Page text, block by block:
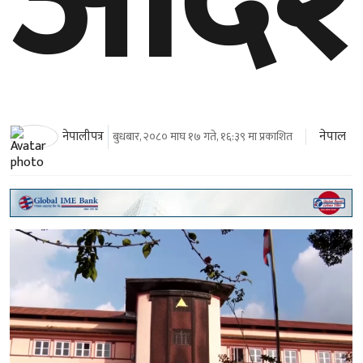
नेपालीपत्र बुधबार, २०८० माघ १७ गते, १६:३९ मा प्रकाशित नेपाल